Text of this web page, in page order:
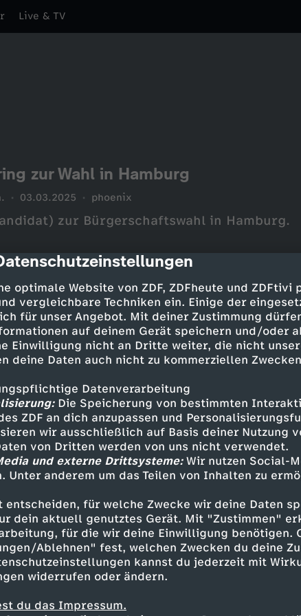
description
optimale Website von ZDF, ZDFheute und
vergleichbare Techniken ein. Einige der
für unser Angebot. Mit deiner Zustimmung
auf deinem Gerät speichern und/oder
Einwilligung nicht an Dritte weiter, die nicht
deine Daten auch nicht zu kommerziellen
Datenverarbeitung
Die Speicherung von bestimmten
ZDF an dich anzupassen und
wir ausschließlich auf Basis deiner Nutzung
von Dritten werden von uns nicht verwendet.
und externe Drittsysteme:Wir nutzen Social-
Unter anderem um das Teilen von Inhalten zu
entscheiden, für welche Zwecke wir deine Daten
dein aktuell genutztes Gerät. Mit "Zustimmen"
für die wir deine Einwilligung benötigen.
Ablehnen" fest, welchen Zwecken du deine
kannst du jederzeit mit
widerrufen oder ändern.
du das Impressum.
Live & TV
zur Wahl in Hamburg
03.03.2025 phoenix
zur Bürgerschaftswahl in Hamburg.
Ähnliche Inhalte entdecken
Politik Magazin informativ phoenix vor